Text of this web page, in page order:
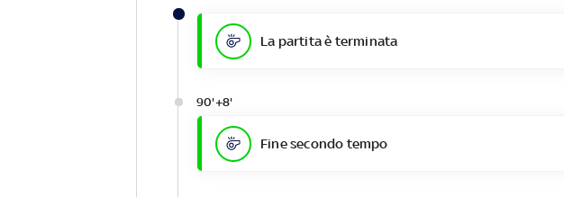
La partita è terminata
90'+8'
Fine secondo tempo